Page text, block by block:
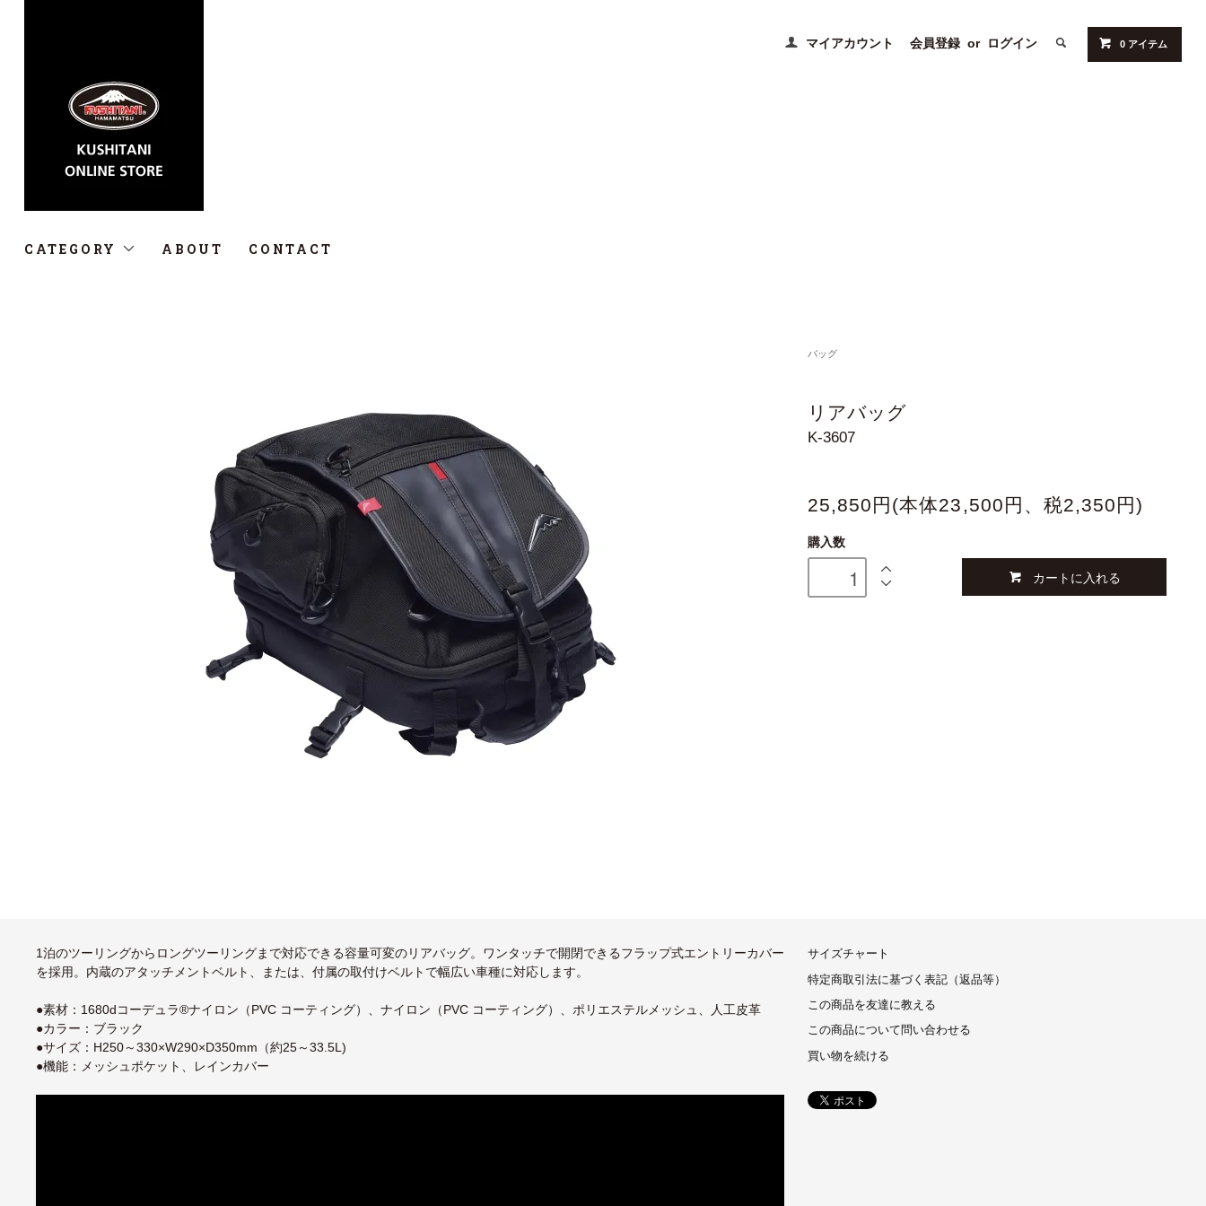
マイアカウント 会員登録 or ログイン 0 アイテム
CATEGORY ABOUT CONTACT
バッグ
リアバッグ
K-3607
25,850円(本体23,500円、税2,350円)
購入数
カートに入れる
1泊のツーリングからロングツーリングまで対応できる容量可変のリアバッグ。ワンタッチで開閉できるフラップ式エントリーカバー
を採用。内蔵のアタッチメントベルト、または、付属の取付けベルトで幅広い車種に対応します。
●素材：1680dコーデュラ®ナイロン（PVC コーティング）、ナイロン（PVC コーティング）、ポリエステルメッシュ、人工皮革
●カラー：ブラック
●サイズ：H250～330×W290×D350mm（約25～33.5L)
●機能：メッシュポケット、レインカバー
サイズチャート
特定商取引法に基づく表記（返品等）
この商品を友達に教える
この商品について問い合わせる
買い物を続ける